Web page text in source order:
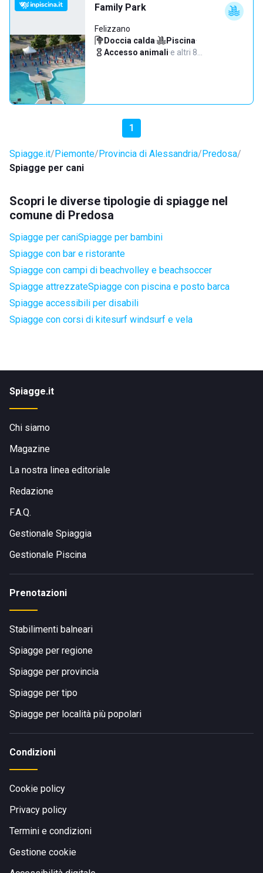
Family Park
Felizzano
Doccia calda· Piscina·
Accesso animali·e altri 8…
1
Spiagge.it Piemonte Provincia di Alessandria Predosa
Spiagge per cani
Scopri le diverse tipologie di spiagge nel
comune di Predosa
Spiagge per caniSpiagge per bambini
Spiagge con bar e ristorante
Spiagge con campi di beachvolley e beachsoccer
Spiagge attrezzateSpiagge con piscina e posto barca
Spiagge accessibili per disabili
Spiagge con corsi di kitesurf windsurf e vela
Spiagge.it
Chi siamo
Magazine
La nostra linea editoriale
Redazione
F.A.Q.
Gestionale Spiaggia
Gestionale Piscina
Prenotazioni
Stabilimenti balneari
Spiagge per regione
Spiagge per provincia
Spiagge per tipo
Spiagge per località più popolari
Condizioni
Cookie policy
Privacy policy
Termini e condizioni
Gestione cookie